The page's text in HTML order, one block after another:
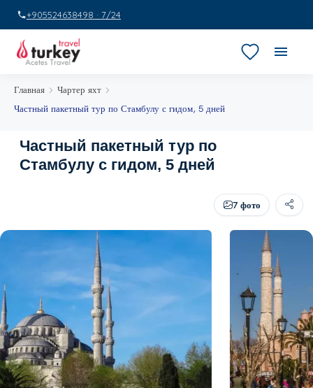
+905524638498 · 7/24
Главная
Чартер яхт
Частный пакетный тур по Стамбулу с гидом, 5 дней
Частный пакетный тур по
Стамбулу с гидом, 5 дней
7 фото